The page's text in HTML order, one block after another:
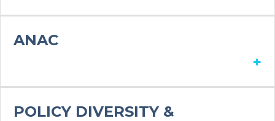
ANAC
+
POLICY DIVERSITY &